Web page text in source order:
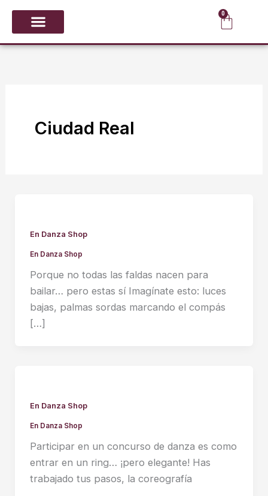
0
Ciudad Real
En Danza Shop
En Danza Shop
Porque no todas las faldas nacen para
bailar… pero estas sí Imagínate esto: luces
bajas, palmas sordas marcando el compás
[…]
En Danza Shop
En Danza Shop
Participar en un concurso de danza es como
entrar en un ring… ¡pero elegante! Has
trabajado tus pasos, la coreografía